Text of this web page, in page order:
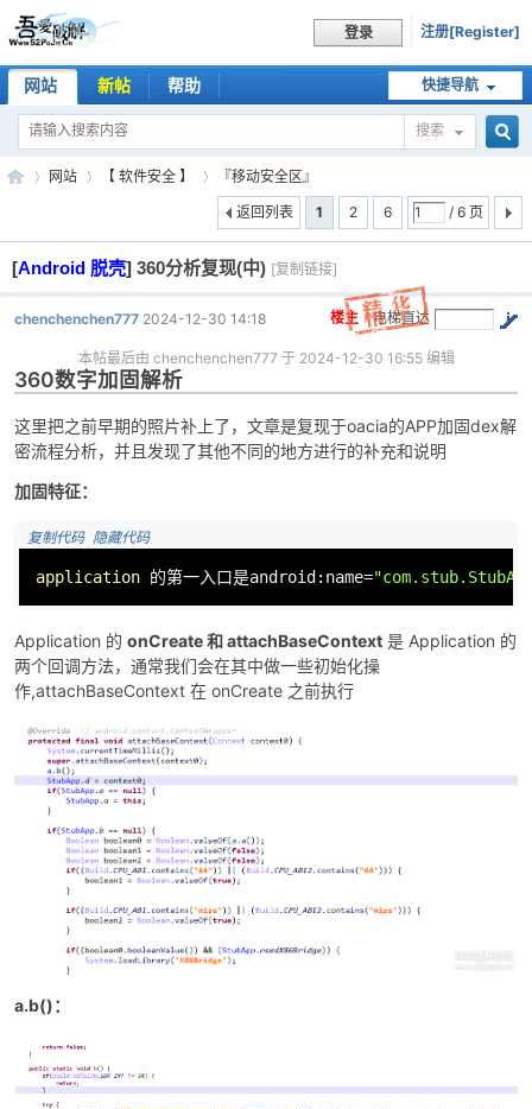
登录 注册[Register]
快捷导航
网站 新帖 帮助
搜索
吾 »
网站
›
【 软件安全 】
›
『移动安全区』
1
2 6 / 6 页
返回列表
[Android 脱壳] 360分析复现(中) [复制链接]
电梯直达
楼主
chenchenchen777 2024-12-30 14:18
本帖最后由 chenchenchen777 于 2024-12-30 16:55 编辑
360数字加固解析
这里把之前早期的照片补上了，文章是复现于oacia的APP加固dex解
密流程分析，并且发现了其他不同的地方进行的补充和说明
加固特征：
复制代码 隐藏代码
application 的第一入口是android:name=
Application 的 onCreate 和 attachBaseContext 是 Application 的
两个回调方法，通常我们会在其中做一些初始化操
作,attachBaseContext 在 onCreate 之前执行
a.b()：